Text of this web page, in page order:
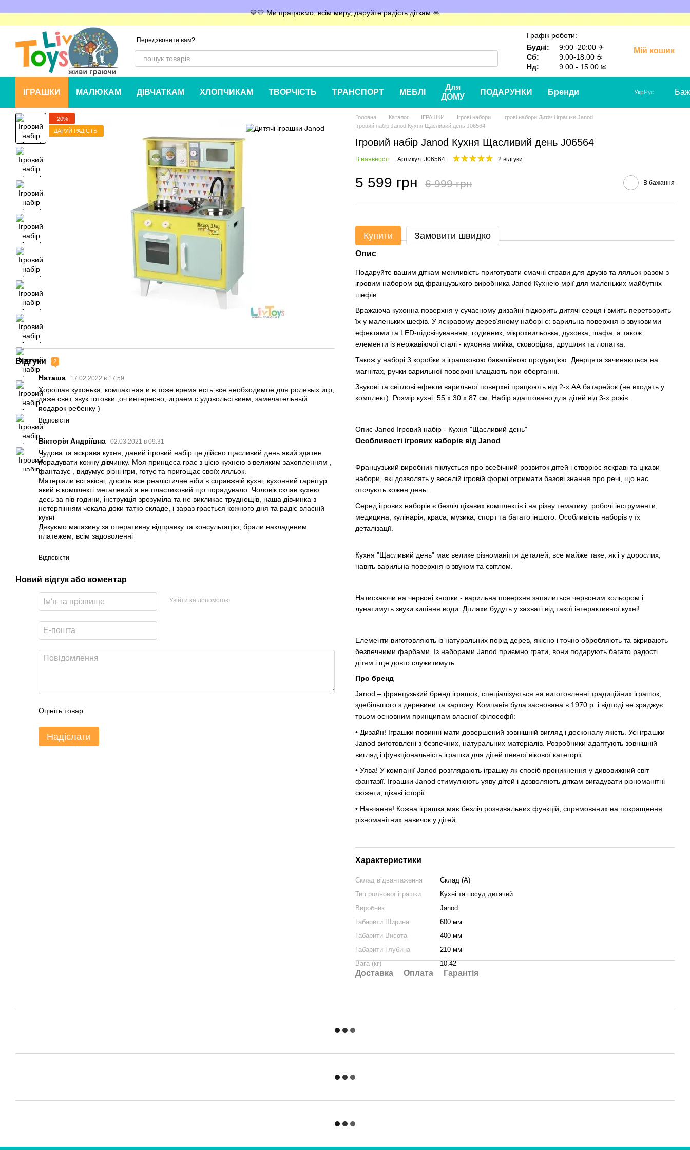
💙💛 Ми працюємо, всім миру, даруйте радість діткам 🙏
Передзвонити вам?
Графік роботи:
Будні:
9:00–20:00 ✈
Сб:
9:00-18:00 ☕
Нд:
9:00 - 15:00 ✉
Мій кошик
ІГРАШКИ МАЛЮКАМ ДІВЧАТКАМ ХЛОПЧИКАМ ТВОРЧІСТЬ ТРАНСПОРТ МЕБЛІ
Для
ДОМУ
ПОДАРУНКИ Бренди УкрРус
−20%
ДАРУЙ РАДІСТЬ
Відгуки 2
Наташа 17.02.2022 в 17:59
Хорошая кухонька, компактная и в тоже время есть все необходимое для ролевых игр,
даже свет, звук готовки ,оч интересно, играем с удовольствием, замечательный
подарок ребенку )
Відповісти
Вікторія Андріївна 02.03.2021 в 09:31
Чудова та яскрава кухня, даний ігровий набір це дійсно щасливий день який здатен
порадувати кожну дівчинку. Моя принцеса грає з цією кухнею з великим захопленням ,
фантазує , видумує різні ігри, готує та пригощає своїх ляльок.
Матеріали всі якісні, досить все реалістичне ніби в справжній кухні, кухонний гарнітур
який в комплекті металевий а не пластиковий що порадувало. Чоловік склав кухню
десь за пів години, інструкція зрозуміла та не викликає труднощів, наша дівчинка з
нетерпінням чекала доки татко складе, і зараз грається кожного дня та радіє власній
кухні
Дякуємо магазину за оперативну відправку та консультацію, брали накладеним
платежем, всім задоволенні
Відповісти
Новий відгук або коментар
Увійти за допомогою
Оцініть товар
Надіслати
Головна Каталог ІГРАШКИ Ігрові набори
Ігрові набори Дитячі іграшки Janod
Ігровий набір Janod Кухня Щасливий день J06564
Ігровий набір Janod Кухня Щасливий день J06564
В наявності Артикул: J06564 2 відгуки
5 599 грн 6 999 грн В бажання
Купити Замовити швидко
Опис
Подаруйте вашим діткам можливість приготувати смачні страви для друзів та ляльок разом з
ігровим набором від французького виробника Janod Кухнею мрії для маленьких майбутніх
шефів.
Вражаюча кухонна поверхня у сучасному дизайні підкорить дитячі серця і вмить перетворить
їх у маленьких шефів. У яскравому дерев’яному наборі є: варильна поверхня із звуковими
ефектами та LED-підсвічуванням, годинник, мікрохвильовка, духовка, шафа, а також
елементи із нержавіючої сталі - кухонна мийка, сковорідка, друшляк та лопатка.
Також у наборі 3 коробки з іграшковою бакалійною продукцією. Дверцята зачиняються на
магнітах, ручки варильної поверхні клацають при обертанні.
Звукові та світлові ефекти варильної поверхні працюють від 2-х АА батарейок (не входять у
комплект). Розмір кухні: 55 x 30 x 87 см. Набір адаптовано для дітей від 3-х років.
Опис Janod Ігровий набір - Кухня "Щасливий день"
Особливості ігрових наборів від Janod
Французький виробник піклується про всебічний розвиток дітей і створює яскраві та цікави
набори, які дозволять у веселій ігровій формі отримати базові знання про речі, що нас
оточують кожен день.
Серед ігрових наборів є безліч цікавих комплектів і на різну тематику: робочі інструменти,
медицина, кулінарія, краса, музика, спорт та багато іншого. Особливість наборів у їх
деталізації.
Кухня "Щасливий день" має велике різноманіття деталей, все майже таке, як і у дорослих,
навіть варильна поверхня із звуком та світлом.
Натискаючи на червоні кнопки - варильна поверхня запалиться червоним кольором і
лунатимуть звуки кипіння води. Дітлахи будуть у захваті від такої інтерактивної кухні!
Елементи виготовляють із натуральних порід дерев, якісно і точно обробляють та вкривають
безпечними фарбами. Із наборами Janod приємно грати, вони подарують багато радості
дітям і ще довго служитимуть.
Про бренд
Janod – французький бренд іграшок, спеціалізується на виготовленні традиційних іграшок,
здебільшого з деревини та картону. Компанія була заснована в 1970 р. і відтоді не зраджує
трьом основним принципам власної філософії:
• Дизайн! Іграшки повинні мати довершений зовнішній вигляд і досконалу якість. Усі іграшки
Janod виготовлені з безпечних, натуральних матеріалів. Розробники адаптують зовнішній
вигляд і функціональність іграшки для дітей певної вікової категорії.
• Уява! У компанії Janod розглядають іграшку як спосіб проникнення у дивовижний світ
фантазії. Іграшки Janod стимулюють уяву дітей і дозволяють діткам вигадувати різноманітні
сюжети, цікаві історії.
• Навчання! Кожна іграшка має безліч розвивальних функцій, спрямованих на покращення
різноманітних навичок у дітей.
Характеристики
Склад відвантаження
Склад (А)
Тип рольової іграшки
Кухні та посуд дитячий
Виробник
Janod
Габарити Ширина
600 мм
Габарити Висота
400 мм
Габарити Глубина
210 мм
Вага (кг)
10.42
Доставка Оплата Гарантія